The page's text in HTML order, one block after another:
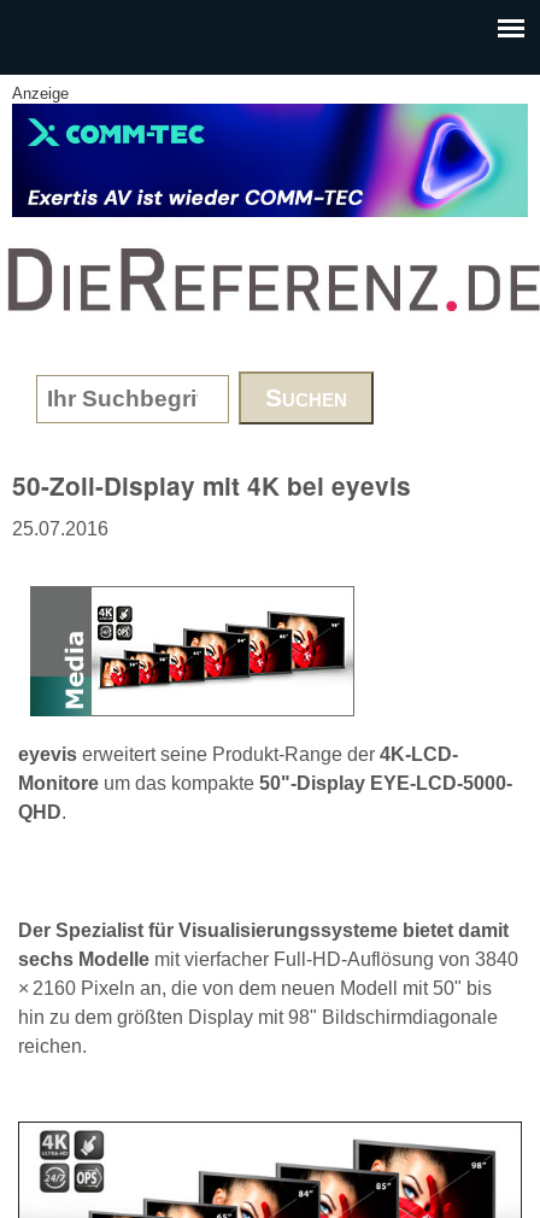
Anzeige
www.DieReferenz.de
Search form
50-Zoll-Display mit 4K bei eyevis
25.07.2016
eyevis erweitert seine Produkt-Range der 4K-LCD-
Monitore um das kompakte 50ʺ-Display EYE-LCD-5000-
QHD.
Der Spezialist für Visualisierungssysteme bietet damit
sechs Modelle mit vierfacher Full-HD-Auflösung von 3840
× 2160 Pixeln an, die von dem neuen Modell mit 50" bis
hin zu dem größten Display mit 98" Bildschirmdiagonale
reichen.